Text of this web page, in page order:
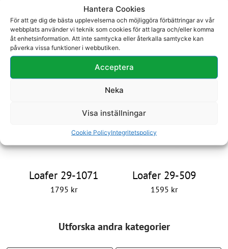
Hantera Cookies
För att ge dig de bästa upplevelserna och möjliggöra förbättringar av vår
webbplats använder vi teknik som cookies för att lagra och/eller komma
åt enhetsinformation. Att inte samtycka eller återkalla samtycke kan
påverka vissa funktioner i webbutiken.
Acceptera
Neka
Visa inställningar
Cookie PolicyIntegritetspolicy
Promenadsko 29-
Promenadsko 27-
Loafer 29-509
1595 kr
Loafer 29-1071
1795 kr
Utforska andra kategorier